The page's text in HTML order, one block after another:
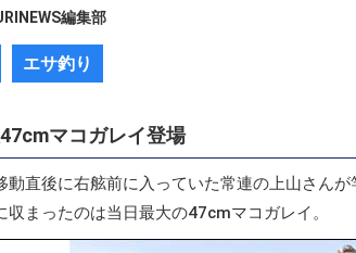
編集部
エサ釣り
マコガレイ登場
動直後に右舷前に入っていた常連の上山さん
収まったのは当日最大の47cmマコガレイ。